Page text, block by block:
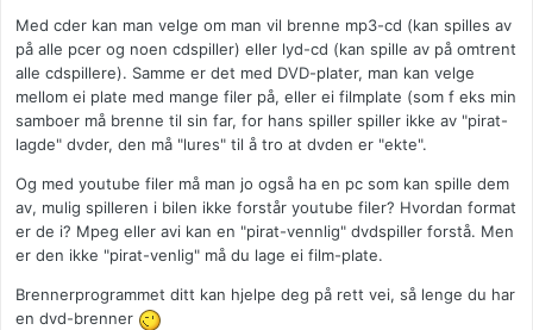
Med cder kan man velge om man vil brenne mp3-cd (kan spilles av
på alle pcer og noen cdspiller) eller lyd-cd (kan spille av på omtrent
alle cdspillere). Samme er det med DVD-plater, man kan velge
mellom ei plate med mange filer på, eller ei filmplate (som f eks min
samboer må brenne til sin far, for hans spiller spiller ikke av "pirat-
lagde" dvder, den må "lures" til å tro at dvden er "ekte".
Og med youtube filer må man jo også ha en pc som kan spille dem
av, mulig spilleren i bilen ikke forstår youtube filer? Hvordan format
er de i? Mpeg eller avi kan en "pirat-vennlig" dvdspiller forstå. Men
er den ikke "pirat-venlig" må du lage ei film-plate.
Brennerprogrammet ditt kan hjelpe deg på rett vei, så lenge du har
en dvd-brenner